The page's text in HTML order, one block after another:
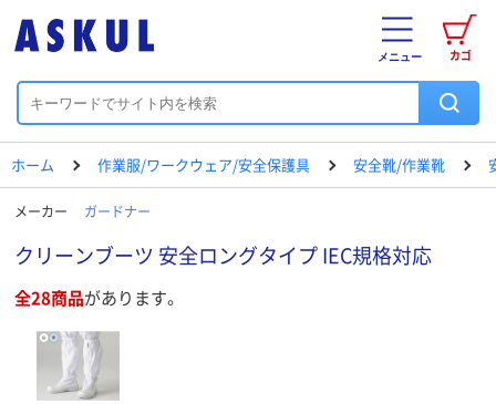
カゴ
メニュー
ホーム 作業服/ワークウェア/安全保護具 安全靴/作業靴
メーカー ガードナー
クリーンブーツ 安全ロングタイプ IEC規格対応
全28商品があります。